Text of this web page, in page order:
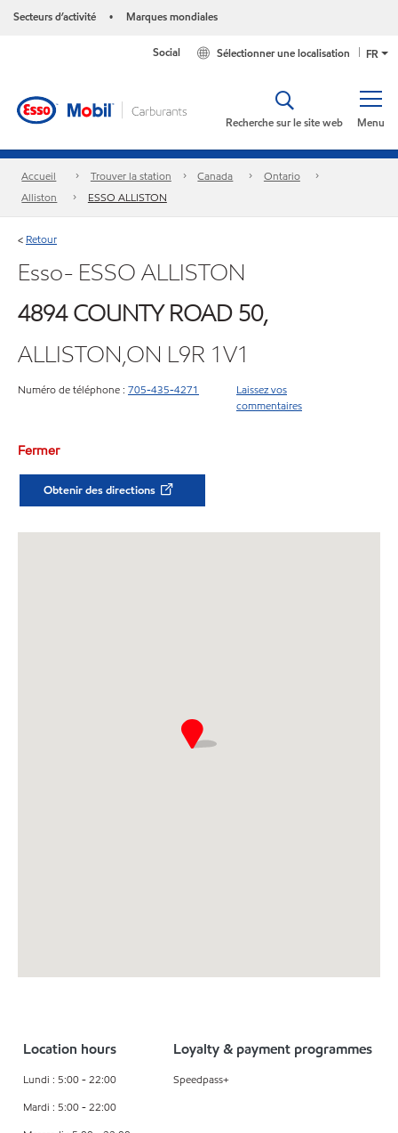
Secteurs d’activité • Marques mondiales
FR
Sélectionner une localisation
Social
Menu
Recherche sur le site web
Accueil Trouver la station Canada
Ontario
Alliston
ESSO ALLISTON
< Retour
Esso- ESSO ALLISTON
4894 COUNTY ROAD 50,
ALLISTON,ON L9R 1V1
Numéro de téléphone : 705-435-4271
Laissez vos
commentaires
Fermer
Obtenir des directions
Location hours
Lundi : 5:00 - 22:00
Mardi : 5:00 - 22:00
Loyalty & payment programmes
Speedpass+